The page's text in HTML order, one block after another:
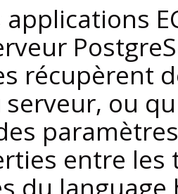
récupèrent
ou
entre les
du language